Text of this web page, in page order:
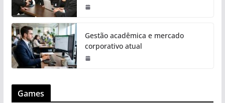
Gestão acadêmica e mercado
corporativo atual
Games